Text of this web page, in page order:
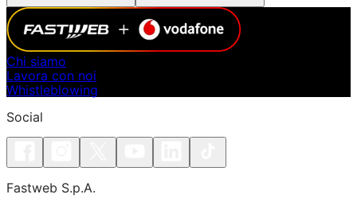
Chi siamo
Lavora con noi
Whistleblowing
Social
Fastweb S.p.A.